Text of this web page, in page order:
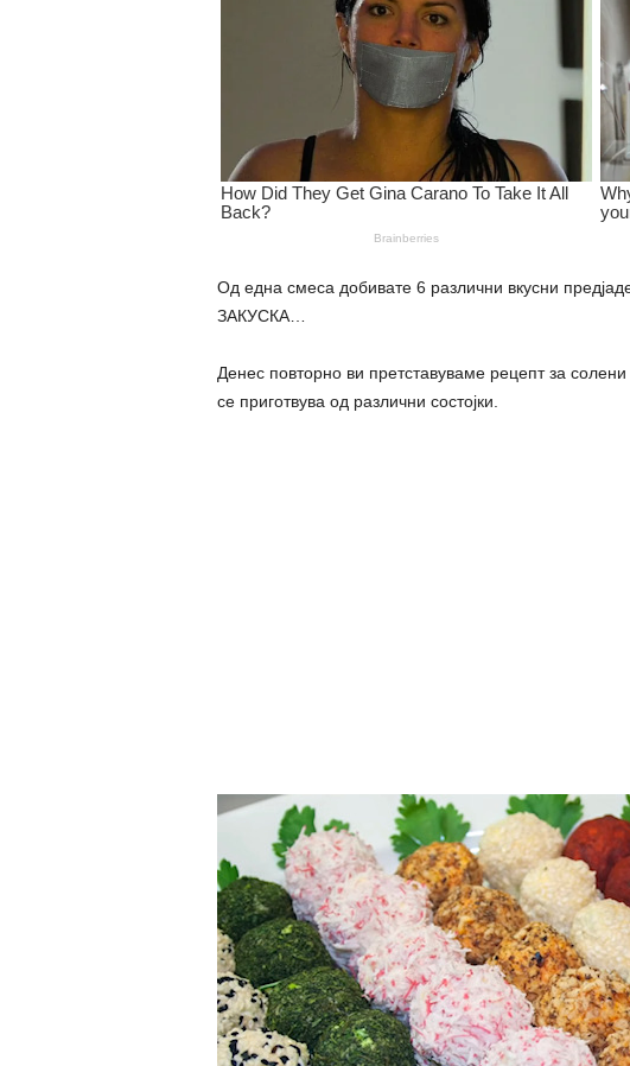
Од една смеса добивате 6 различни вкусни
ЗАКУСКА…
Денес повторно ви претставуваме рецепт за
се приготвува од различни состојки.